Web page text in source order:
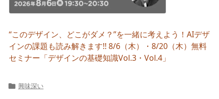
“このデザイン、どこがダメ？”を一緒に考えよう！AIデザ
インの課題も読み解きます!! 8/6（木）・8/20（木）無料
セミナー「デザインの基礎知識Vol.3・Vol.4」
 興味深い